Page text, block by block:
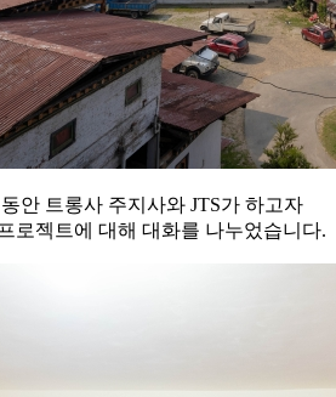
안 트롱사 주지사와 JTS가 하고자
로젝트에 대해 대화를 나누었습니다.